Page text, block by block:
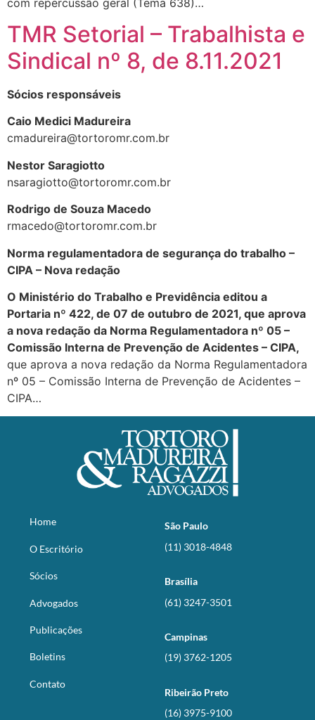
TMR Setorial – Trabalhista e
Sindical nº 8, de 8.11.2021
Sócios responsáveis
Caio Medici Madureira
cmadureira@tortoromr.com.br
Nestor Saragiotto
nsaragiotto@tortoromr.com.br
Rodrigo de Souza Macedo
rmacedo@tortoromr.com.br
Norma regulamentadora de segurança do trabalho –
CIPA – Nova redação
O Ministério do Trabalho e Previdência editou a
Portaria nº 422, de 07 de outubro de 2021, que aprova
a nova redação da Norma Regulamentadora nº 05 –
Comissão Interna de Prevenção de Acidentes – CIPA,
que aprova a nova redação da Norma Regulamentadora
nº 05 – Comissão Interna de Prevenção de Acidentes –
CIPA…
Home
O Escritório
Sócios
Advogados
Publicações
Boletins
Contato
São Paulo
(11) 3018-4848
Brasília
(61) 3247-3501
Campinas
(19) 3762-1205
Ribeirão Preto
(16) 3975-9100